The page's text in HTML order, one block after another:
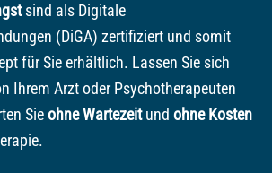
sind als Digitale
(DiGA) zertifiziert und somit
für Sie erhältlich. Lassen Sie sich
Ihrem Arzt oder Psychotherapeuten
Sieohne Wartezeitund ohne Kosten